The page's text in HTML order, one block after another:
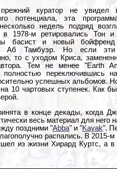
куратор не увидел
потенциала, эта
недель подряд
1978-м ретировались Тон
басист и новый
Аб Тамбуэр. Но если эти
то с уходом Криса,
Тем не менее "Earth
полностью
успешных альбомов.
10 чартовых ступенек. Как
в конце декады, когда
весь материал для него
поздними "Abba" и "Kayak".
распались. В
из жизни Хирард Куртс, а